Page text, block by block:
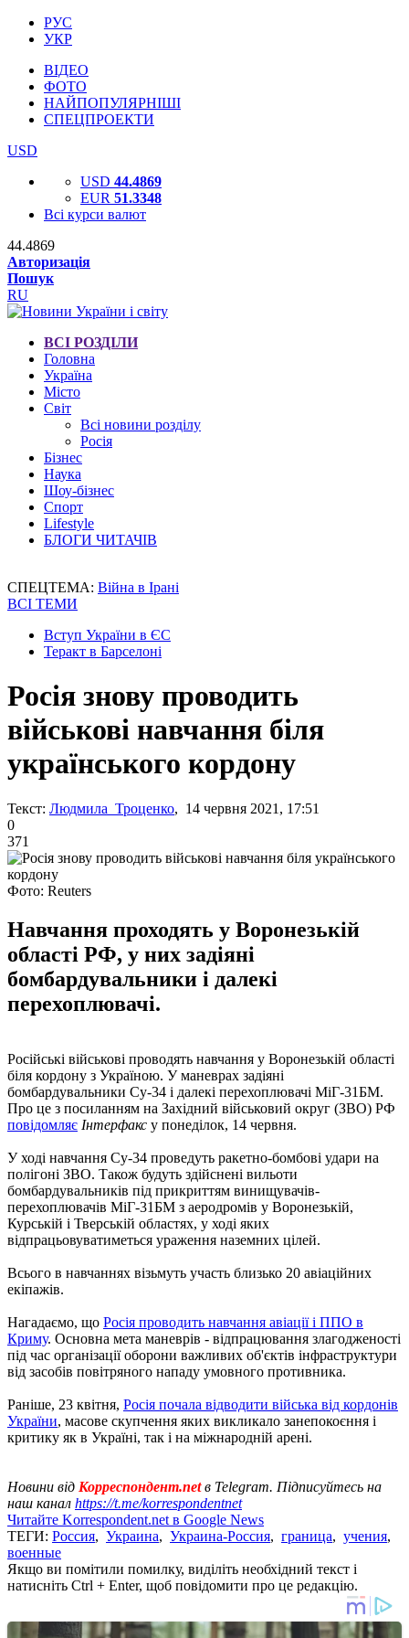
РУС
УКР
ВІДЕО
ФОТО
НАЙПОПУЛЯРНІШІ
СПЕЦПРОЕКТИ
USD
USD 44.4869
EUR 51.3348
Всі курси валют
44.4869
Авторизація
Пошук
RU
ВСІ РОЗДІЛИ
Головна
Україна
Місто
Світ
Всі новини розділу
Росія
Бізнес
Наука
Шоу-бізнес
Спорт
Lifestyle
БЛОГИ ЧИТАЧІВ
СПЕЦТЕМА: Війна в Ірані
ВСІ ТЕМИ
Вступ України в ЄС
Теракт в Барселоні
Росія знову проводить
військові навчання біля
українського кордону
Текст: Людмила Троценко, 14 червня 2021, 17:51
0
371
Фото: Reuters
Навчання проходять у Воронезькій
області РФ, у них задіяні
бомбардувальники і далекі
перехоплювачі.
Російські військові проводять навчання у Воронезькій області
біля кордону з Україною. У маневрах задіяні
бомбардувальники Су-34 і далекі перехоплювачі МіГ-31БМ.
Про це з посиланням на Західний військовий округ (ЗВО) РФ
повідомляє Інтерфакс у понеділок, 14 червня.
У ході навчання Су-34 проведуть ракетно-бомбові удари на
полігоні ЗВО. Також будуть здійснені вильоти
бомбардувальників під прикриттям винищувачів-
перехоплювачів МіГ-31БМ з аеродромів у Воронезькій,
Курській і Тверській областях, у ході яких
відпрацьовуватиметься ураження наземних цілей.
Всього в навчаннях візьмуть участь близько 20 авіаційних
екіпажів.
Нагадаємо, що Росія проводить навчання авіації і ППО в
Криму. Основна мета маневрів - відпрацювання злагодженості
під час організації оборони важливих об'єктів інфраструктури
від засобів повітряного нападу умовного противника.
Раніше, 23 квітня, Росія почала відводити війська від кордонів
України, масове скупчення яких викликало занепокоєння і
критику як в Україні, так і на міжнародній арені.
Новини від Корреспондент.netв Telegram. Підписуйтесь на
наш канал https://t.me/korrespondentnet
Читайте Korrespondent.net в Google News
ТЕГИ: Россия, Украина, Украина-Россия, граница, учения,
военные
Якщо ви помітили помилку, виділіть необхідний текст і
натисніть Ctrl + Enter, щоб повідомити про це редакцію.